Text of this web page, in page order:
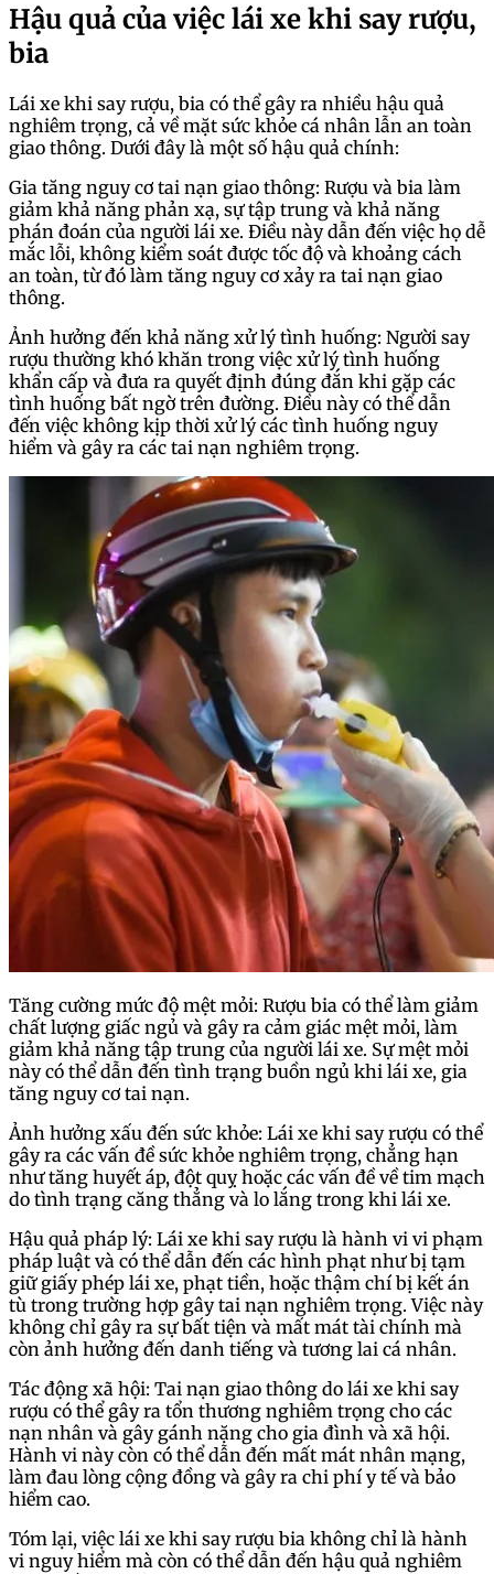
Hậu quả của việc lái xe khi say rượu,
bia
Lái xe khi say rượu, bia có thể gây ra nhiều hậu quả
nghiêm trọng, cả về mặt sức khỏe cá nhân lẫn an toàn
giao thông. Dưới đây là một số hậu quả chính:
Gia tăng nguy cơ tai nạn giao thông: Rượu và bia làm
giảm khả năng phản xạ, sự tập trung và khả năng
phán đoán của người lái xe. Điều này dẫn đến việc họ dễ
mắc lỗi, không kiểm soát được tốc độ và khoảng cách
an toàn, từ đó làm tăng nguy cơ xảy ra tai nạn giao
thông.
Ảnh hưởng đến khả năng xử lý tình huống: Người say
rượu thường khó khăn trong việc xử lý tình huống
khẩn cấp và đưa ra quyết định đúng đắn khi gặp các
tình huống bất ngờ trên đường. Điều này có thể dẫn
đến việc không kịp thời xử lý các tình huống nguy
hiểm và gây ra các tai nạn nghiêm trọng.
Tăng cường mức độ mệt mỏi: Rượu bia có thể làm giảm
chất lượng giấc ngủ và gây ra cảm giác mệt mỏi, làm
giảm khả năng tập trung của người lái xe. Sự mệt mỏi
này có thể dẫn đến tình trạng buồn ngủ khi lái xe, gia
tăng nguy cơ tai nạn.
Ảnh hưởng xấu đến sức khỏe: Lái xe khi say rượu có thể
gây ra các vấn đề sức khỏe nghiêm trọng, chẳng hạn
như tăng huyết áp, đột quỵ hoặc các vấn đề về tim mạch
do tình trạng căng thẳng và lo lắng trong khi lái xe.
Hậu quả pháp lý: Lái xe khi say rượu là hành vi vi phạm
pháp luật và có thể dẫn đến các hình phạt như bị tạm
giữ giấy phép lái xe, phạt tiền, hoặc thậm chí bị kết án
tù trong trường hợp gây tai nạn nghiêm trọng. Việc này
không chỉ gây ra sự bất tiện và mất mát tài chính mà
còn ảnh hưởng đến danh tiếng và tương lai cá nhân.
Tác động xã hội: Tai nạn giao thông do lái xe khi say
rượu có thể gây ra tổn thương nghiêm trọng cho các
nạn nhân và gây gánh nặng cho gia đình và xã hội.
Hành vi này còn có thể dẫn đến mất mát nhân mạng,
làm đau lòng cộng đồng và gây ra chi phí y tế và bảo
hiểm cao.
Tóm lại, việc lái xe khi say rượu bia không chỉ là hành
vi nguy hiểm mà còn có thể dẫn đến hậu quả nghiêm